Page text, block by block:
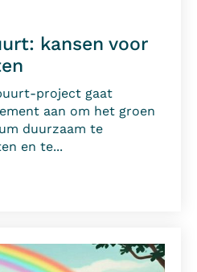
kansen voor
project gaat
aan om het groen
duurzaam te
en te...